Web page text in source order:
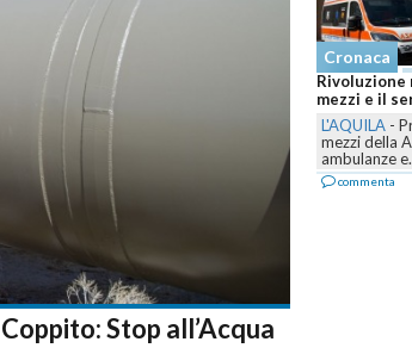
Stop all’Acqua
Cronaca
Rivoluzione
mezzi e il
L'AQUILA -
mezzi della
ambulanze
commenta